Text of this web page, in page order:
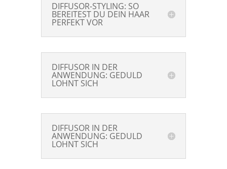
DIFFUSOR-STYLING: SO
BEREITEST DU DEIN HAAR
PERFEKT VOR
DIFFUSOR IN DER
ANWENDUNG: GEDULD
LOHNT SICH
DIFFUSOR IN DER
ANWENDUNG: GEDULD
LOHNT SICH